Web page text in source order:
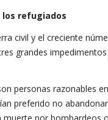
refugiados
civil y el creciente
grandes
personas razonables
preferido no